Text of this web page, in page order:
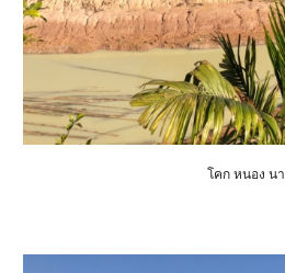
โคก หนอง นา